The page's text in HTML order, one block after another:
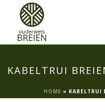
KABELTRUI
HOME » KABELTRUI